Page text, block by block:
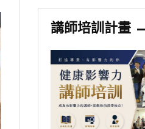
講師培訓計畫